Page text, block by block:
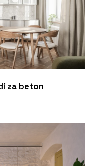
za beton